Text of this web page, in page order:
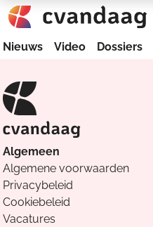
Nieuws Video Dossiers
Algemeen
Algemene voorwaarden
Privacybeleid
Cookiebeleid
Vacatures